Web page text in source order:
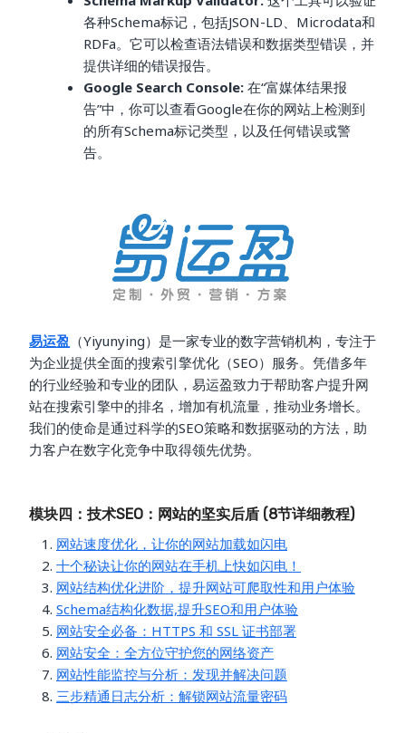
各种Schema标记，包括JSON-LD、Microdata和
RDFa。它可以检查语法错误和数据类型错误，并
提供详细的错误报告。
Google Search Console: 在“富媒体结果报
告”中，你可以查看Google在你的网站上检测到
的所有Schema标记类型，以及任何错误或警
告。
易运盈 （Yiyunying）是一家专业的数字营销机构，专注于
为企业提供全面的搜索引擎优化（SEO）服务。凭借多年
的行业经验和专业的团队，易运盈致力于帮助客户提升网
站在搜索引擎中的排名，增加有机流量，推动业务增长。
我们的使命是通过科学的SEO策略和数据驱动的方法，助
力客户在数字化竞争中取得领先优势。
模块四：技术SEO：网站的坚实后盾 (8节详细教程)
网站速度优化，让你的网站加载如闪电
十个秘诀让你的网站在手机上快如闪电！
网站结构优化进阶，提升网站可爬取性和用户体验
Schema结构化数据,提升SEO和用户体验
网站安全必备：HTTPS 和 SSL 证书部署
网站安全：全方位守护您的网络资产
网站性能监控与分析：发现并解决问题
三步精通日志分析：解锁网站流量密码